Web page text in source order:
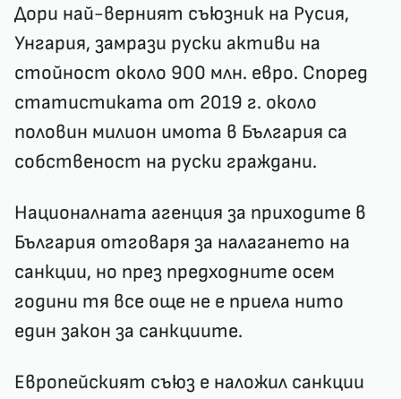
Дори най-верният съюзник на Русия,
Унгария, замрази руски активи на
стойност около 900 млн. евро. Според
статистиката от 2019 г. около
половин милион имота в България са
собственост на руски граждани.
Националната агенция за приходите в
България отговаря за налагането на
санкции, но през предходните осем
години тя все още не е приела нито
един закон за санкциите.
Европейският съюз е наложил санкции